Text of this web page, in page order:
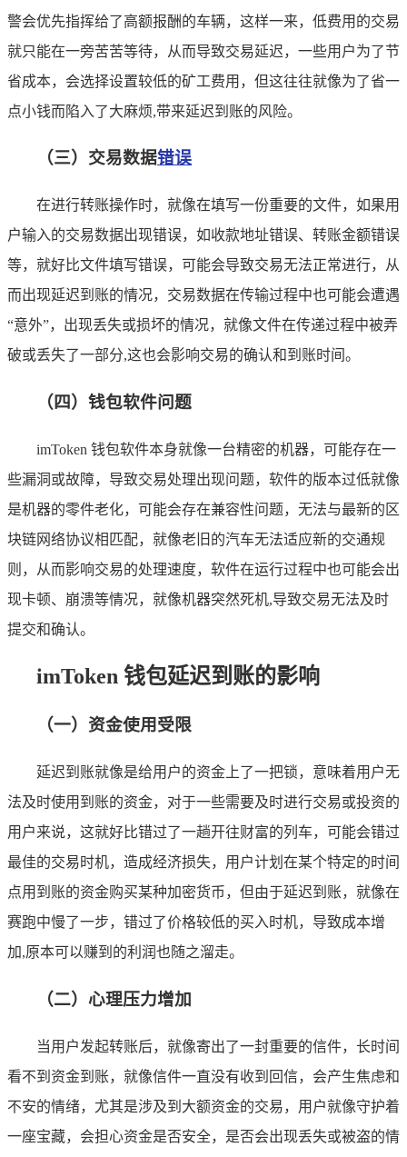
警会优先指挥给了高额报酬的车辆，这样一来，低费用的交易
就只能在一旁苦苦等待，从而导致交易延迟，一些用户为了节
省成本，会选择设置较低的矿工费用，但这往往就像为了省一
点小钱而陷入了大麻烦,带来延迟到账的风险。
（三）交易数据错误
在进行转账操作时，就像在填写一份重要的文件，如果用
户输入的交易数据出现错误，如收款地址错误、转账金额错误
等，就好比文件填写错误，可能会导致交易无法正常进行，从
而出现延迟到账的情况，交易数据在传输过程中也可能会遭遇
“意外”，出现丢失或损坏的情况，就像文件在传递过程中被弄
破或丢失了一部分,这也会影响交易的确认和到账时间。
（四）钱包软件问题
imToken 钱包软件本身就像一台精密的机器，可能存在一
些漏洞或故障，导致交易处理出现问题，软件的版本过低就像
是机器的零件老化，可能会存在兼容性问题，无法与最新的区
块链网络协议相匹配，就像老旧的汽车无法适应新的交通规
则，从而影响交易的处理速度，软件在运行过程中也可能会出
现卡顿、崩溃等情况，就像机器突然死机,导致交易无法及时
提交和确认。
imToken 钱包延迟到账的影响
（一）资金使用受限
延迟到账就像是给用户的资金上了一把锁，意味着用户无
法及时使用到账的资金，对于一些需要及时进行交易或投资的
用户来说，这就好比错过了一趟开往财富的列车，可能会错过
最佳的交易时机，造成经济损失，用户计划在某个特定的时间
点用到账的资金购买某种加密货币，但由于延迟到账，就像在
赛跑中慢了一步，错过了价格较低的买入时机，导致成本增
加,原本可以赚到的利润也随之溜走。
（二）心理压力增加
当用户发起转账后，就像寄出了一封重要的信件，长时间
看不到资金到账，就像信件一直没有收到回信，会产生焦虑和
不安的情绪，尤其是涉及到大额资金的交易，用户就像守护着
一座宝藏，会担心资金是否安全，是否会出现丢失或被盗的情